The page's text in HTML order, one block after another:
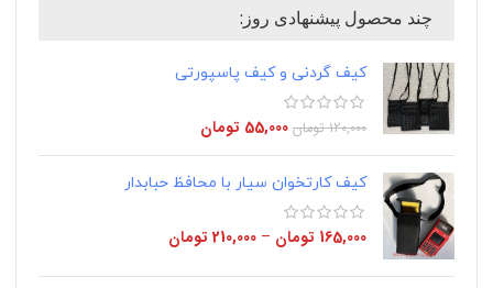
چند محصول پیشنهادی روز:
کیف گردنی و کیف پاسپورتی
120,000 تومان 55,000 تومان
کیف کارتخوان سیار با محافظ حبابدار
165,000 تومان –
210,000 تومان